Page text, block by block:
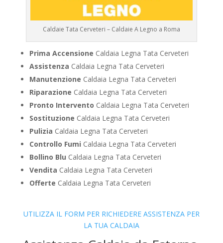
Caldaie Tata Cerveteri – Caldaie A Legno a Roma
Prima Accensione Caldaia Legna Tata Cerveteri
Assistenza Caldaia Legna Tata Cerveteri
Manutenzione Caldaia Legna Tata Cerveteri
Riparazione Caldaia Legna Tata Cerveteri
Pronto Intervento Caldaia Legna Tata Cerveteri
Sostituzione Caldaia Legna Tata Cerveteri
Pulizia Caldaia Legna Tata Cerveteri
Controllo Fumi Caldaia Legna Tata Cerveteri
Bollino Blu Caldaia Legna Tata Cerveteri
Vendita Caldaia Legna Tata Cerveteri
Offerte Caldaia Legna Tata Cerveteri
UTILIZZA IL FORM PER RICHIEDERE ASSISTENZA PER
LA TUA CALDAIA